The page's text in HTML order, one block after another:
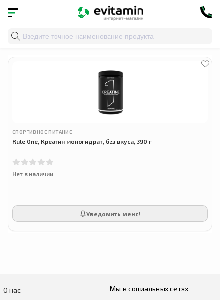
Главная » rule one proteins
СПОРТИВНОЕ ПИТАНИЕ
Rule One, Креатин моногидрат, без вкуса, 390 г
Нет в наличии
Уведомить меня!
О нас
Мы в социальных сетях